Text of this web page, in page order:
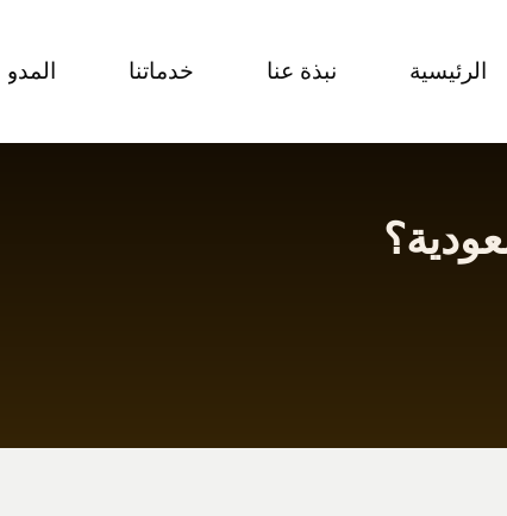
الرئيسية نبذة عنا خدماتنا المدونة